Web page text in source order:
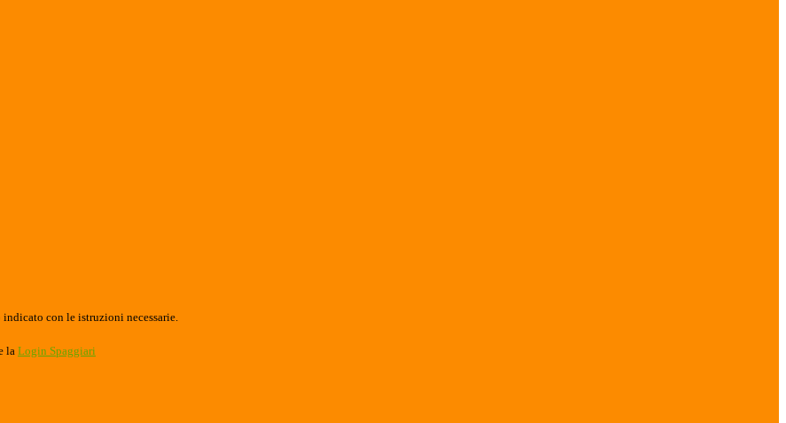
con le istruzioni necessarie.
la Login Spaggiari